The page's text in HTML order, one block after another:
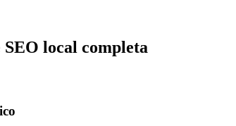
local completa